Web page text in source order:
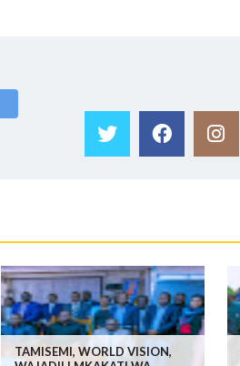
TAMISEMI, WORLD VISION,